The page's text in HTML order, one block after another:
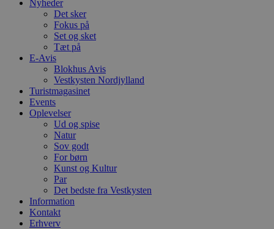
Nyheder
Det sker
Fokus på
Set og sket
Tæt på
E-Avis
Blokhus Avis
Vestkysten Nordjylland
Turistmagasinet
Events
Oplevelser
Ud og spise
Natur
Sov godt
For børn
Kunst og Kultur
Par
Det bedste fra Vestkysten
Information
Kontakt
Erhverv